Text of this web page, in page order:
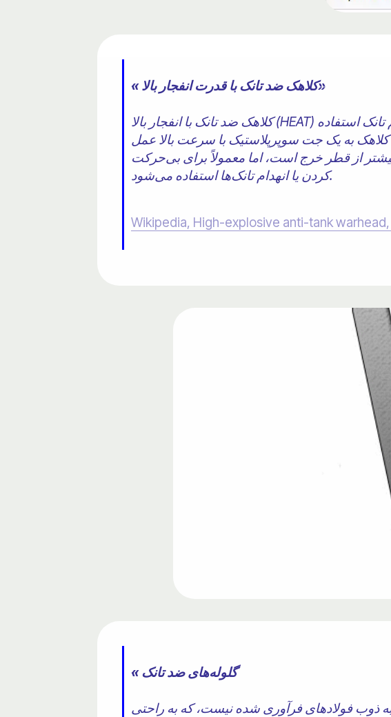
« کلاهک ضد تانک با قدرت انفجار بالا»
کلاهک ضد تانک با انفجار بالا (HEAT) نوعی ماده منفجره با خرج گود است که از اثر مونرو برای نفوذ به زره ضخیم تانک استفاده
قرآن (11:67) یک آستر فلزی درون کلاهک به یک جت سوپرپلاستیک با سرعت بالا عمل
از قطر خرج است، اما معمولاً برای بی‌حرکت
کردن یا انهدام تانک‌ها استفاده می‌شود.
Wikipedia, High-explosive anti-tank
« گلوله‌های ضد تانک
سانتیگراد می‌رسد و قادر به ذوب فولادهای فرآوری شده نیست، که به راحتی